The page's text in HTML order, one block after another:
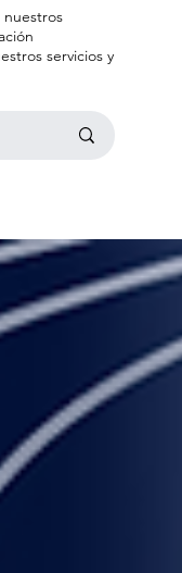
nuestros
servicios y